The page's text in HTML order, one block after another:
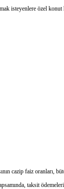
isteyenlere özel
cazip faiz oranları,
taksit